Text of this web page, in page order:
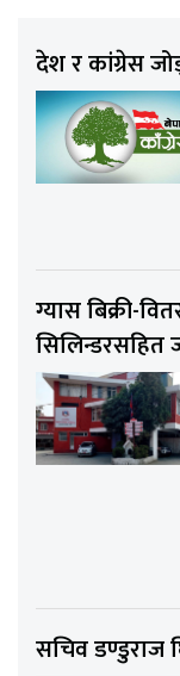
देश र कांग्रेस
ग्यास बिक्री-
सचिव डण्डुराज